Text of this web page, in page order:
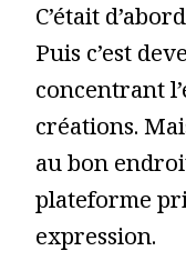
C’était
Puis c’est
concentrant
créations.
au bon
plateforme
expression.